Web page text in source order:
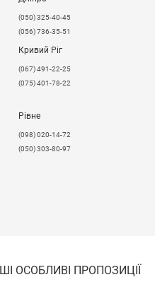
(050) 325-40-45
(056) 736-35-51
Кривий Ріг
(067) 491-22-25
(075) 401-78-22
Рівне
(098) 020-14-72
(050) 303-80-97
ОСОБЛИВІ ПРОПОЗИЦІЇ